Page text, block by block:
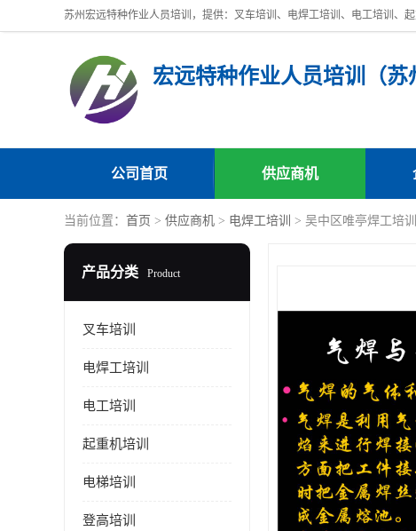
公司首页 供应商机
当前位置： 首页 > 供应商机 > 电焊工培训 > 吴中区唯亭焊工培
产品分类 Product
叉车培训
电焊工培训
电工培训
起重机培训
电梯培训
登高培训